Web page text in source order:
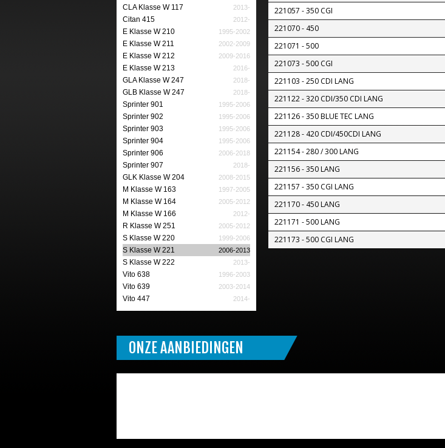
CLA Klasse W 117 2013-
Citan 415 2012-
E Klasse W 210 1995-2002
E Klasse W 211 2002-2009
E Klasse W 212 2009-2016
E Klasse W 213 2016-
GLA Klasse W 247 2018-
GLB Klasse W 247 2018-
Sprinter 901 1995-2006
Sprinter 902 1995-2006
Sprinter 903 1995-2006
Sprinter 904 1995-2006
Sprinter 906 2006-2018
Sprinter 907 2018-
GLK Klasse W 204 2008-2015
M Klasse W 163 1997-2005
M Klasse W 164 2005-2012
M Klasse W 166 2012-
R Klasse W 251 2005-2012
S Klasse W 220 1999-2006
S Klasse W 221 2006-2013
S Klasse W 222 2013-
Vito 638 1996-2003
Vito 639 2003-2014
Vito 447 2014-
221057 - 350 CGI
221070 - 450
221071 - 500
221073 - 500 CGI
221103 - 250 CDI LANG
221122 - 320 CDI/350 CDI LANG
221126 - 350 BLUE TEC LANG
221128 - 420 CDI/450CDI LANG
221154 - 280 / 300 LANG
221156 - 350 LANG
221157 - 350 CGI LANG
221170 - 450 LANG
221171 - 500 LANG
221173 - 500 CGI LANG
ONZE AANBIEDINGEN